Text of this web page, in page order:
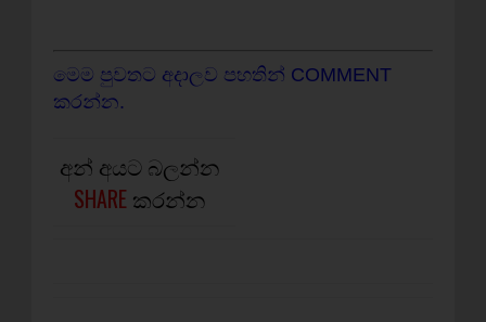
මෙම පුවතට අදාලව පහතින් COMMENT
කරන්න.
අන් අයට බලන්න
SHARE කරන්න